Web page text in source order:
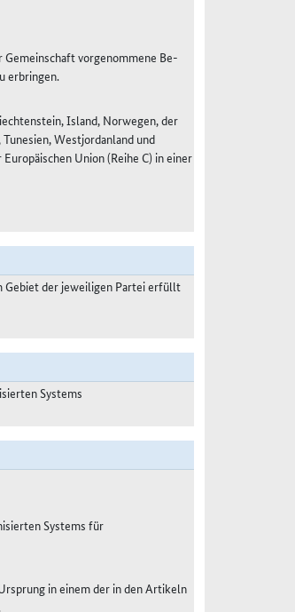
vorgenommene Be-
erbringen.
Island, Norwegen, der
Westjordanland und
Union (Reihe C) in einer
Gebiet der jeweiligen Partei erfüllt
Systems
Systems für
in einem der in den Artikeln